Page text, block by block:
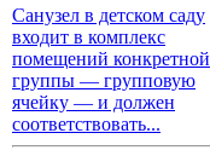
Санузел в детском саду
входит в комплекс
помещений конкретной
группы — групповую
ячейку — и должен
соответствовать...